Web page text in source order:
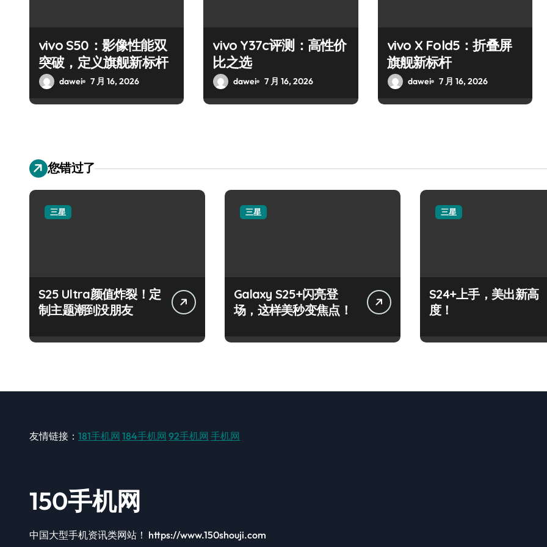
vivo S50：影像性能双
突破，定义旗舰新标杆
dawei 7 月 16, 2026
vivo Y37c评测：高性价
比之选
dawei 7 月 16, 2026
vivo X Fold5：折叠屏
旗舰新标杆
dawei 7 月 16, 2026
您错过了
三星
S25 Ultra颜值炸裂！定
制主题潮到没朋友
三星
Galaxy S25+闪亮登
场，这样美秒变焦点！
三星
S24+上手，美出新高
度！
友情链接： 181手机网 184手机网 92手机网 手机网
150手机网
中国大型手机资讯类网站！ https://www.150shouji.com